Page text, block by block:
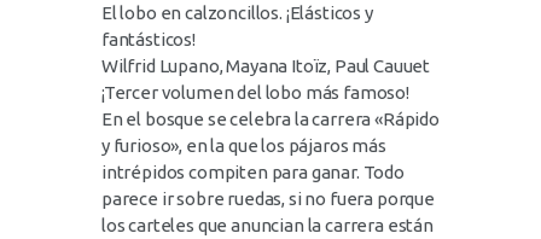
El lobo en calzoncillos. ¡Elásticos y
fantásticos!
Wilfrid Lupano, Mayana Itoïz, Paul Cauuet
¡Tercer volumen del lobo más famoso!
En el bosque se celebra la carrera «Rápido
y furioso», en la que los pájaros más
intrépidos compiten para ganar. Todo
parece ir sobre ruedas, si no fuera porque
los carteles que anuncian la carrera están